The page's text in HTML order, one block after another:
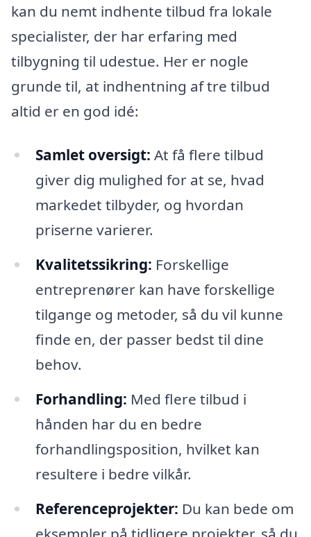
kan du nemt indhente tilbud fra lokale
specialister, der har erfaring med
tilbygning til udestue. Her er nogle
grunde til, at indhentning af tre tilbud
altid er en god idé:
Samlet oversigt: At få flere tilbud
giver dig mulighed for at se, hvad
markedet tilbyder, og hvordan
priserne varierer.
Kvalitetssikring: Forskellige
entreprenører kan have forskellige
tilgange og metoder, så du vil kunne
finde en, der passer bedst til dine
behov.
Forhandling: Med flere tilbud i
hånden har du en bedre
forhandlingsposition, hvilket kan
resultere i bedre vilkår.
Referenceprojekter: Du kan bede om